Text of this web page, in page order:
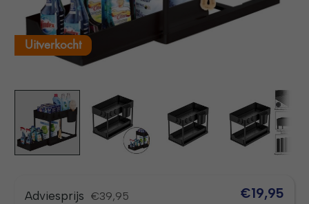
Uitverkocht
Adviesprijs €39,95 €19,95